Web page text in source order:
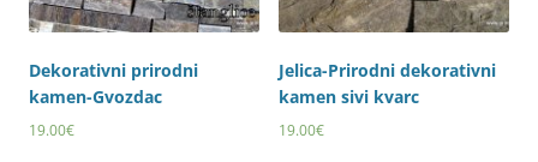
Dekorativni prirodni
kamen-Gvozdac
19.00€
Jelica-Prirodni dekorativni
kamen sivi kvarc
19.00€